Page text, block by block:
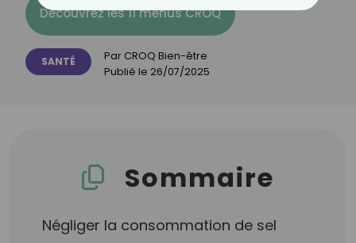
Découvrez les 11 menus CROQ
SANTÉ Par CROQ Bien-être
Publié le 26/07/2025
Sommaire
Négliger la consommation de sel